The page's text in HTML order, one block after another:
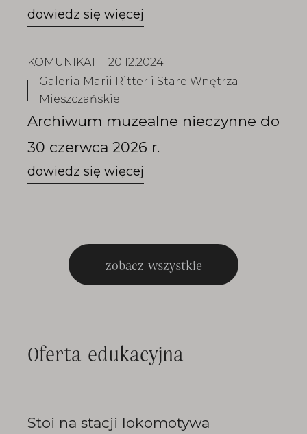
KOMUNIKAT
20.12.2024
Galeria Marii Ritter i Stare Wnętrza
Mieszczańskie
Archiwum muzealne nieczynne do
30 czerwca 2026 r.
zobacz wszystkie
Oferta edukacyjna
Stoi na stacji lokomotywa